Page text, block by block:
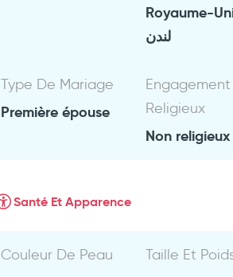
Royaume-
لندن
Type De Mariage
Première épouse
Engagement
Religieux
Non religieux
Santé Et Apparence
Couleur De Peau Taille Et